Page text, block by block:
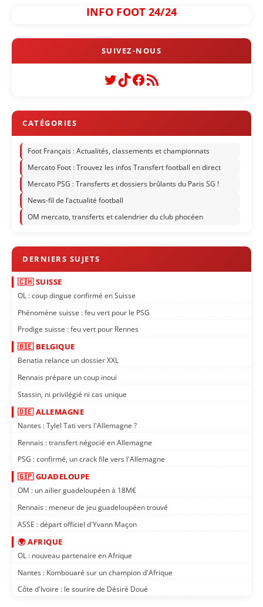
INFO FOOT 24/24
Twitter
TikTok
Facebook
Flux RSS
Foot Français : Actualités, classements et championnats
Mercato Foot : Trouvez les infos Transfert football en direct
Mercato PSG : Transferts et dossiers brûlants du Paris SG !
News-fil de l’actualité football
OM mercato, transferts et calendrier du club phocéen
🇨🇭 SUISSE
OL : coup dingue confirmé en Suisse
Phénomène suisse : feu vert pour le PSG
Prodige suisse : feu vert pour Rennes
🇧🇪 BELGIQUE
Benatia relance un dossier XXL
Rennais prépare un coup inouï
Stassin, ni privilégié ni cas unique
🇩🇪 ALLEMAGNE
Nantes : Tylel Tati vers l'Allemagne ?
Rennais : transfert négocié en Allemagne
PSG : confirmé, un crack file vers l'Allemagne
🇬🇵 GUADELOUPE
OM : un ailier guadeloupéen à 18M€
Rennais : meneur de jeu guadeloupéen trouvé
ASSE : départ officiel d'Yvann Maçon
🌍 AFRIQUE
OL : nouveau partenaire en Afrique
Nantes : Kombouaré sur un champion d'Afrique
Côte d'Ivoire : le sourire de Désiré Doué